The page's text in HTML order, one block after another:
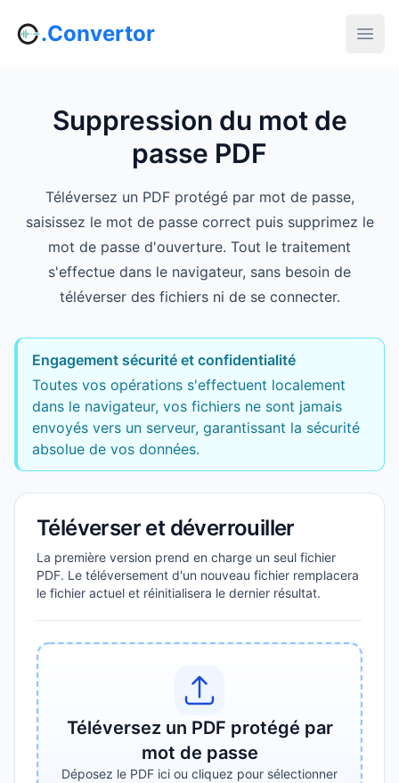
.Convertor
Suppression du mot de
passe PDF
Téléversez un PDF protégé par mot de passe,
saisissez le mot de passe correct puis supprimez le
mot de passe d'ouverture. Tout le traitement
s'effectue dans le navigateur, sans besoin de
téléverser des fichiers ni de se connecter.
Engagement sécurité et confidentialité
Toutes vos opérations s'effectuent localement
dans le navigateur, vos fichiers ne sont jamais
envoyés vers un serveur, garantissant la sécurité
absolue de vos données.
Téléverser et déverrouiller
La première version prend en charge un seul fichier
PDF. Le téléversement d'un nouveau fichier remplacera
le fichier actuel et réinitialisera le dernier résultat.
Téléversez un PDF protégé par
mot de passe
Déposez le PDF ici ou cliquez pour sélectionner